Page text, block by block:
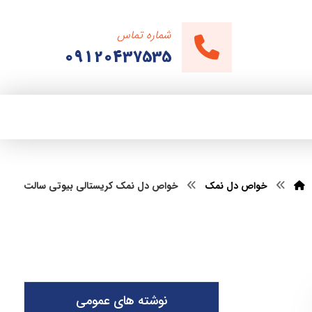
شماره تماس
09120437535
خواص دل نمک خواص دل نمک کریستالی بیوتی سالت
نوشته های عمومی